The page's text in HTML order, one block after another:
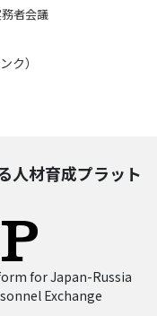
者会議
ク）
人材育成プラット
for Japan-Russia
Exchange